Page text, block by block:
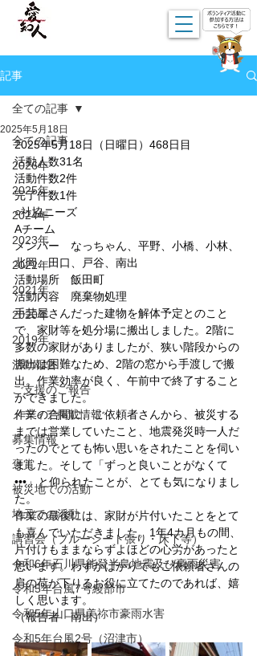
記事
全ての記事
2026年
2025年
2024年
2023年
2022年
2021年
2020年
2019年
活動報告
ご支援のご報告
メディア掲載情報
募集情報
褒賞
被災地での活動
地元での活動
講習会（ブルーシート張り・床下等）
令和6年石川県能登半島地震及び豪雨災害
令和5年台風7号綾部市
令和5年山口県美祢市豪雨水害
令和5年台風2号（沼津市）
全ての記事
2025年5月18日
2025年5月18日（日曜日）468日目
活動人数31名
活動件数2件
完了件数1件
○社協ニーズ
Aチーム
メンバー　なっちゃん、平野、小橋、小林、
北岡、田口、戸谷、南出
活動場所　飯田町
活動内容　廃棄物処理
手芸屋さんだった建物を解体予定とのこと
で、家財等を処分場に搬出しました。2階に
多数の家財がありましたが、狭い階段からの
搬出は困難なため、2階の窓から手渡しで搬
出。作業効率が良く、午前中で終了すること
ができました。
作業の合間に、ご依頼者さんから、被災する
までは営業していたこと、地震発災時一人だ
ったのでとても怖い思いをされたことを伺い
ました。そして「ずっと良いことがなくて
•••」と仰られたことが、とても気になりまし
た。
作業の最後には、家財が片付いたことをとて
も喜んでいただきました。1年4カ月もの間、
片付けもままならずよほどの心労があったと
思います。わずかばかりでもご依頼者さんの
肩の荷が下りるお役に立てたのであれば、嬉
しく思います。
（報告者　南出）